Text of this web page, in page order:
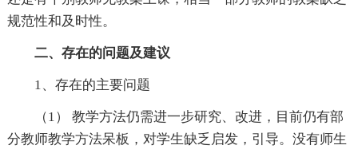
规范性和及时性。
二、存在的问题及建议
1、存在的主要问题
（1） 教学方法仍需进一步研究、改进，目前仍有部
分教师教学方法呆板，对学生缺乏启发，引导。没有师生